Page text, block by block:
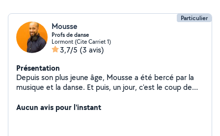
Particulier
Mousse
Profs de danse
Lormont (Cite Carriet 1)
3,7/5 (3 avis)
Présentation
Depuis son plus jeune âge, Mousse a été bercé par la
musique et la danse. Et puis, un jour, c'est le coup de
de se lancer à corps perdu dans la salsa, partant à la
Aucun avis pour l'instant